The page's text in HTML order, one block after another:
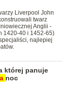
Liverpool John
twarz
Anglii -
1420-40 i 1452-65)
najlepiej
której panuje
noc